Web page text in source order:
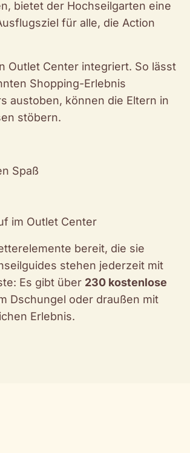
bietet der Hochseilgarten eine
für alle, die Action
Outlet Center integriert. So lässt
Shopping-Erlebnis
austoben, können die Eltern in
stöbern.
Spaß
im Outlet Center
bereit, die sie
stehen jederzeit mit
Es gibt über 230 kostenlose
Dschungel oder draußen mit
Erlebnis.